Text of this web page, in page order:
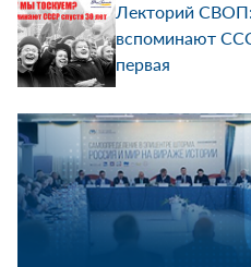
Лекторий
вспоминают
первая